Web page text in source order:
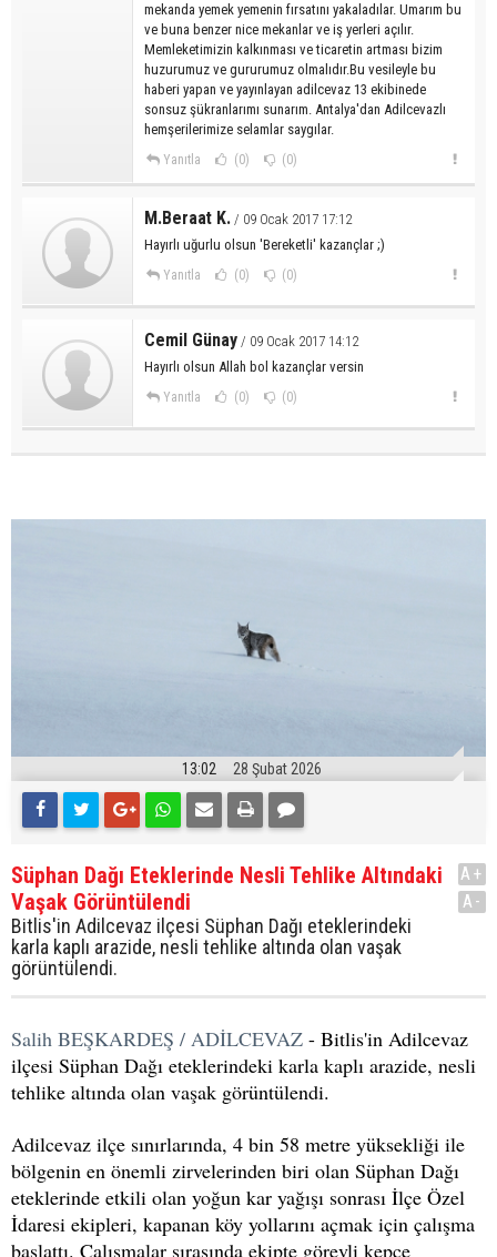
mekanda yemek yemenin fırsatını yakaladılar. Umarım bu
ve buna benzer nice mekanlar ve iş yerleri açılır.
Memleketimizin kalkınması ve ticaretin artması bizim
huzurumuz ve gururumuz olmalıdır.Bu vesileyle bu
haberi yapan ve yayınlayan adilcevaz 13 ekibinede
sonsuz şükranlarımı sunarım. Antalya'dan Adilcevazlı
hemşerilerimize selamlar saygılar.
Yanıtla (0) (0)
M.Beraat K. / 09 Ocak 2017 17:12
Hayırlı uğurlu olsun 'Bereketli' kazançlar ;)
Yanıtla (0) (0)
Cemil Günay / 09 Ocak 2017 14:12
Hayırlı olsun Allah bol kazançlar versin
Yanıtla (0) (0)
13:02 28 Şubat 2026
Süphan Dağı Eteklerinde Nesli Tehlike Altındaki
Vaşak Görüntülendi
Bitlis'in Adilcevaz ilçesi Süphan Dağı eteklerindeki
karla kaplı arazide, nesli tehlike altında olan vaşak
görüntülendi.
A+
A-
Salih BEŞKARDEŞ / ADİLCEVAZ - Bitlis'in Adilcevaz
ilçesi Süphan Dağı eteklerindeki karla kaplı arazide, nesli
tehlike altında olan vaşak görüntülendi.
Adilcevaz ilçe sınırlarında, 4 bin 58 metre yüksekliği ile
bölgenin en önemli zirvelerinden biri olan Süphan Dağı
eteklerinde etkili olan yoğun kar yağışı sonrası İlçe Özel
İdaresi ekipleri, kapanan köy yollarını açmak için çalışma
başlattı. Çalışmalar sırasında ekipte görevli kepçe